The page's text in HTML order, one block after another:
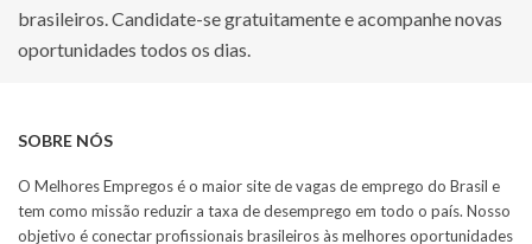
brasileiros. Candidate-se gratuitamente e acompanhe novas
oportunidades todos os dias.
SOBRE NÓS
O Melhores Empregos é o maior site de vagas de emprego do Brasil e
tem como missão reduzir a taxa de desemprego em todo o país. Nosso
objetivo é conectar profissionais brasileiros às melhores oportunidades